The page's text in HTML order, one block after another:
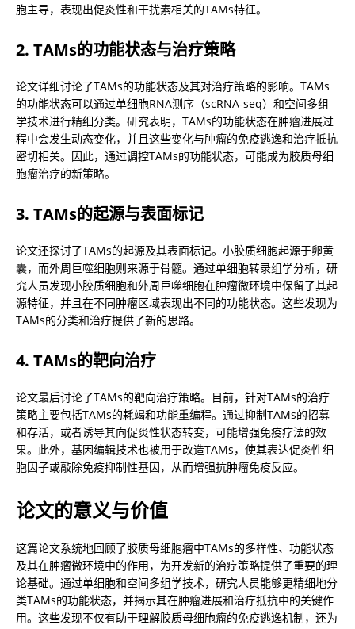
胞主导，表现出促炎性和干扰素相关的TAMs特征。
2. TAMs的功能状态与治疗策略
论文详细讨论了TAMs的功能状态及其对治疗策略的影响。TAMs
的功能状态可以通过单细胞RNA测序（scRNA-seq）和空间多组
学技术进行精细分类。研究表明，TAMs的功能状态在肿瘤进展过
程中会发生动态变化，并且这些变化与肿瘤的免疫逃逸和治疗抵抗
密切相关。因此，通过调控TAMs的功能状态，可能成为胶质母细
胞瘤治疗的新策略。
3. TAMs的起源与表面标记
论文还探讨了TAMs的起源及其表面标记。小胶质细胞起源于卵黄
囊，而外周巨噬细胞则来源于骨髓。通过单细胞转录组学分析，研
究人员发现小胶质细胞和外周巨噬细胞在肿瘤微环境中保留了其起
源特征，并且在不同肿瘤区域表现出不同的功能状态。这些发现为
TAMs的分类和治疗提供了新的思路。
4. TAMs的靶向治疗
论文最后讨论了TAMs的靶向治疗策略。目前，针对TAMs的治疗
策略主要包括TAMs的耗竭和功能重编程。通过抑制TAMs的招募
和存活，或者诱导其向促炎性状态转变，可能增强免疫疗法的效
果。此外，基因编辑技术也被用于改造TAMs，使其表达促炎性细
胞因子或敲除免疫抑制性基因，从而增强抗肿瘤免疫反应。
论文的意义与价值
这篇论文系统地回顾了胶质母细胞瘤中TAMs的多样性、功能状态
及其在肿瘤微环境中的作用，为开发新的治疗策略提供了重要的理
论基础。通过单细胞和空间多组学技术，研究人员能够更精细地分
类TAMs的功能状态，并揭示其在肿瘤进展和治疗抵抗中的关键作
用。这些发现不仅有助于理解胶质母细胞瘤的免疫逃逸机制，还为